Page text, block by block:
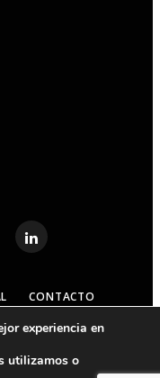
CONTACTO
RESERVED
experiencia en
utilizamos o